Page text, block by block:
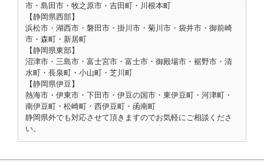
市・島田市・牧之原市・吉田町・川根本町
【静岡県西部】
浜松市・湖西市・磐田市・掛川市・菊川市・袋井市・御前崎
市・森町・新居町
【静岡県東部】
沼津市・三島市・富士宮市・富士市・御殿場市・裾野市・清
水町・長泉町・小山町・芝川町
【静岡県伊豆】
熱海市・伊東市・下田市・伊豆の国市・東伊豆町・河津町・
南伊豆町・松崎町・西伊豆町・函南町
静岡県外でも対応させて頂きますのでお気軽にご相談くださ
い。